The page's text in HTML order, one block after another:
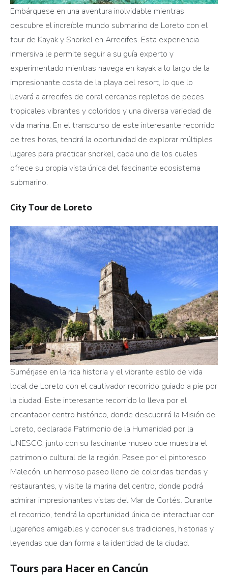
Embárquese en una aventura inolvidable mientras
descubre el increíble mundo submarino de Loreto con el
tour de Kayak y Snorkel en Arrecifes. Esta experiencia
inmersiva le permite seguir a su guía experto y
experimentado mientras navega en kayak a lo largo de la
impresionante costa de la playa del resort, lo que lo
llevará a arrecifes de coral cercanos repletos de peces
tropicales vibrantes y coloridos y una diversa variedad de
vida marina. En el transcurso de este interesante recorrido
de tres horas, tendrá la oportunidad de explorar múltiples
lugares para practicar snorkel, cada uno de los cuales
ofrece su propia vista única del fascinante ecosistema
submarino.
City Tour de Loreto
Sumérjase en la rica historia y el vibrante estilo de vida
local de Loreto con el cautivador recorrido guiado a pie por
la ciudad. Este interesante recorrido lo lleva por el
encantador centro histórico, donde descubrirá la Misión de
Loreto, declarada Patrimonio de la Humanidad por la
UNESCO, junto con su fascinante museo que muestra el
patrimonio cultural de la región. Pasee por el pintoresco
Malecón, un hermoso paseo lleno de coloridas tiendas y
restaurantes, y visite la marina del centro, donde podrá
admirar impresionantes vistas del Mar de Cortés. Durante
el recorrido, tendrá la oportunidad única de interactuar con
lugareños amigables y conocer sus tradiciones, historias y
leyendas que dan forma a la identidad de la ciudad.
Tours para Hacer en Cancún